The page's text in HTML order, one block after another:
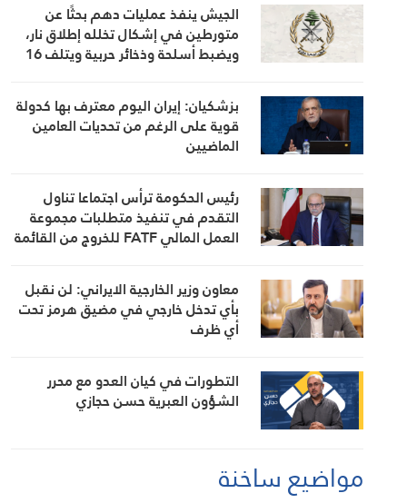
الجيش ينفذ عمليات دهم بحثًا عن
متورطين في إشكال تخلله إطلاق نار،
ويضبط أسلحة وذخائر حربية ويتلف 16
بزشكيان: إيران اليوم معترف بها كدولة
قوية على الرغم من تحديات العامين
الماضيين
رئيس الحكومة ترأس اجتماعا تناول
التقدم في تنفيذ متطلبات مجموعة
العمل المالي FATF للخروج من القائمة
معاون وزير الخارجية الايراني: لن نقبل
بأي تدخل خارجي في مضيق هرمز تحت
أي ظرف
التطورات في كيان العدو مع محرر
الشؤون العبرية حسن حجازي
مواضيع ساخنة